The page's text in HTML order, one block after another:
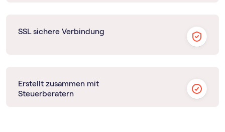
SSL sichere Verbindung
Erstellt zusammen mit
Steuerberatern